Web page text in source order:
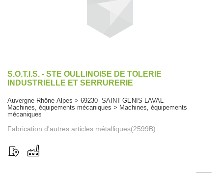
S.O.T.I.S. - STE OULLINOISE DE TOLERIE
INDUSTRIELLE ET SERRURERIE
Auvergne-Rhône-Alpes > 69230 SAINT-GENIS-LAVAL
Machines, équipements mécaniques > Machines, équipements
mécaniques
Fabrication d'autres articles métalliques(2599B)